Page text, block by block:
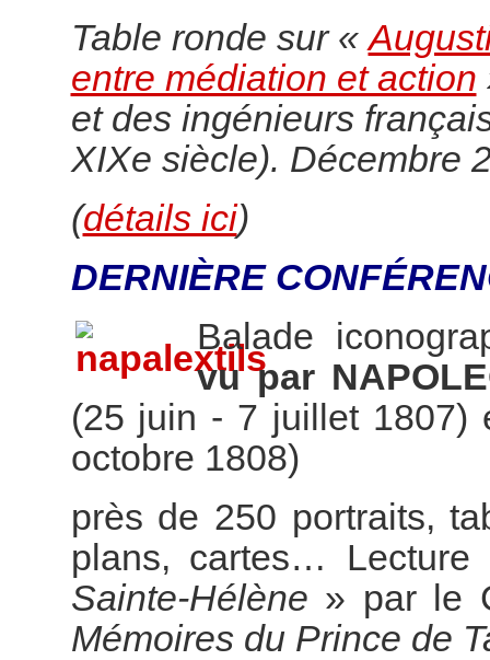
Table ronde sur «
entre médiation et action
et des ingénieurs
XIXe siècle). Décembre
(détails ici)
DERNIÈRE
Balade
vu par
(25 juin - 7 juillet
octobre 1808)
près de 250 portraits,
plans, cartes…
Sainte-Hélène » par le
Mémoires du Prince de